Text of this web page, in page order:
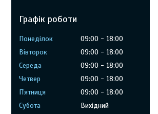
Графік роботи
Понеділок 09:00
18:00
Вівторок
09:00
18:00
Середа
09:00
18:00
Четвер
09:00
18:00
Пʼятниця
09:00
18:00
Субота
Вихідний